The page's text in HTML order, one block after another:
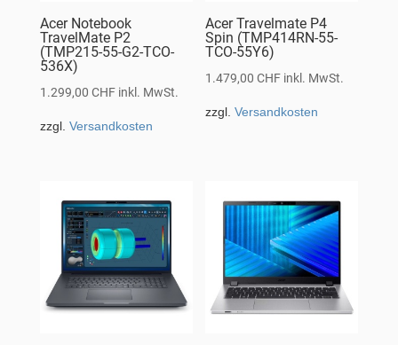
Acer Notebook
TravelMate P2
(TMP215-55-G2-TCO-
536X)
1.299,00 CHF inkl. MwSt.
zzgl. Versandkosten
Acer Travelmate P4
Spin (TMP414RN-55-
TCO-55Y6)
1.479,00CHF inkl. MwSt.
zzgl.Versandkosten